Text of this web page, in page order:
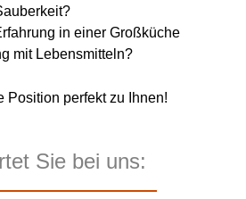
in einer Großküche
mit Lebensmitteln?
Position perfekt zu Ihnen!
Sie bei uns: